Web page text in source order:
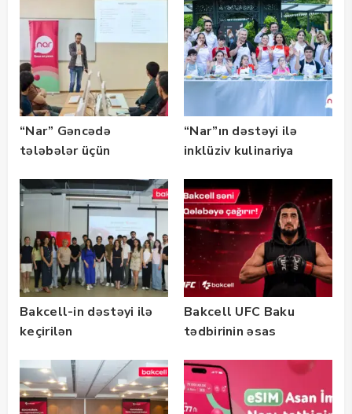
təqaüd proqramının
qalibləri ilə görüş
keçirib
“Nar” Gəncədə
tələbələr üçün
təlimləri təşkil edib
“Nar”ın dəstəyi ilə
inklüziv kulinariya
keçirilib — Fotolar
Bakcell-in dəstəyi ilə
keçirilən
Bootcamp” başladı
Bakcell UFC Baku
tədbirinin əsas